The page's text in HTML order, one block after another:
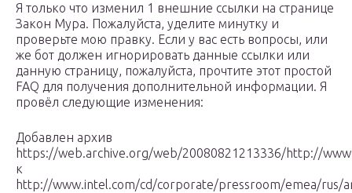
Я только что изменил 1 внешние ссылки на странице
Закон Мура. Пожалуйста, уделите минутку и
проверьте мою правку. Если у вас есть вопросы, или
же бот должен игнорировать данные ссылки или
данную страницу, пожалуйста, прочтите этот простой
FAQ для получения дополнительной информации. Я
провёл следующие изменения:
Добавлен архив
https://web.archive.org/web/20080821213336/http://
к
http://www.intel.com/cd/corporate/pressroom/emea/rus/